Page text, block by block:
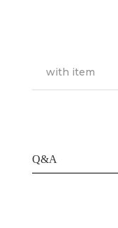
with item
Q&A